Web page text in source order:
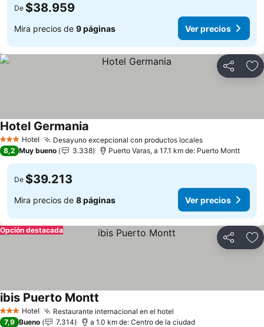
De $38.959
Mira precios de 9 páginas Ver precios
Compartir
3 Estrellas
Hotel Desayuno excepcional con productos localesVer precios
Hotel Germania
8,2 Muy bueno 3.338 Puerto Varas, a 17.1 km de: Puerto Montt
De $39.213
Mira precios de 8 páginas Ver precios
Compartir
Opción destacada
3 Estrellas
Hotel Restaurante internacional en el hotel
ibis Puerto Montt
7,9 Bueno 7.314 a 1.0 km de: Centro de la ciudad